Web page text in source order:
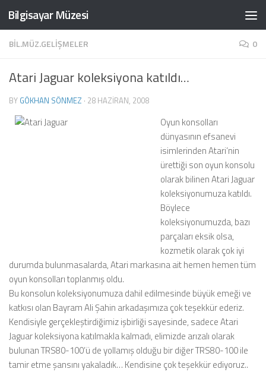
Skip to content
Bilgisayar Müzesi
BIL.MÜZ.GELIŞMELER 0
Atari Jaguar koleksiyona katıldı…
BY GÖKHAN SÖNMEZ · 28 HAZIRAN, 2008
Oyun konsolları
dünyasının efsanevi
isimlerinden Atari’nin
ürettiği son oyun konsolu
olarak bilinen Atari Jaguar
koleksiyonumuza katıldı.
Böylece
koleksiyonumuzda, bazı
parçaları eksik olsa,
kozmetik olarak çok iyi
durumda bulunmasalarda, Atari markasına ait hemen hemen tüm
oyun konsolları toplanmış oldu.
Bu konsolun koleksiyonumuza dahil edilmesinde büyük emeği ve
katkısı olan Bayram Ali Şahin arkadaşımıza çok teşekkür ederiz.
Kendisiyle gerçekleştirdiğimiz işbirliği sayesinde, sadece Atari
Jaguar koleksiyona katılmakla kalmadı, elimizde arızalı olarak
bulunan TRS80-100’ü de yollamış olduğu bir diğer TRS80-100 ile
tamir etme şansını yakaladık… Kendisine çok teşekkür ediyoruz..